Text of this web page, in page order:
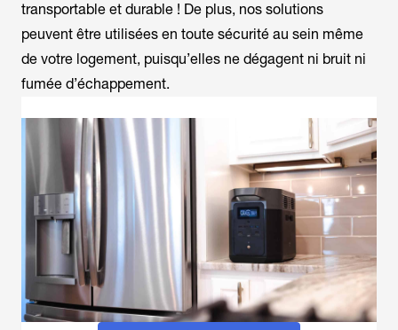
transportable et durable ! De plus, nos solutions
peuvent être utilisées en toute sécurité au sein même
de votre logement, puisqu’elles ne dégagent ni bruit ni
fumée d’échappement.